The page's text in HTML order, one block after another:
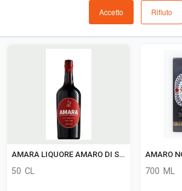
Accetto Rifiuto
AMARA LIQUORE AMARO DI SICILIA
50 CL 700 ML